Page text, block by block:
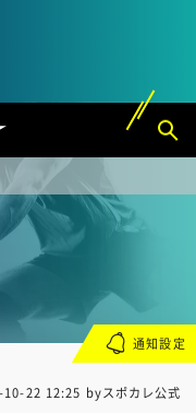
10-22 12:25 byスポカレ公式
通知設定